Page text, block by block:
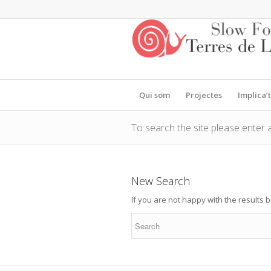
Qui som Projectes Implica’t
To search the site please enter
New Search
If you are not happy with the results